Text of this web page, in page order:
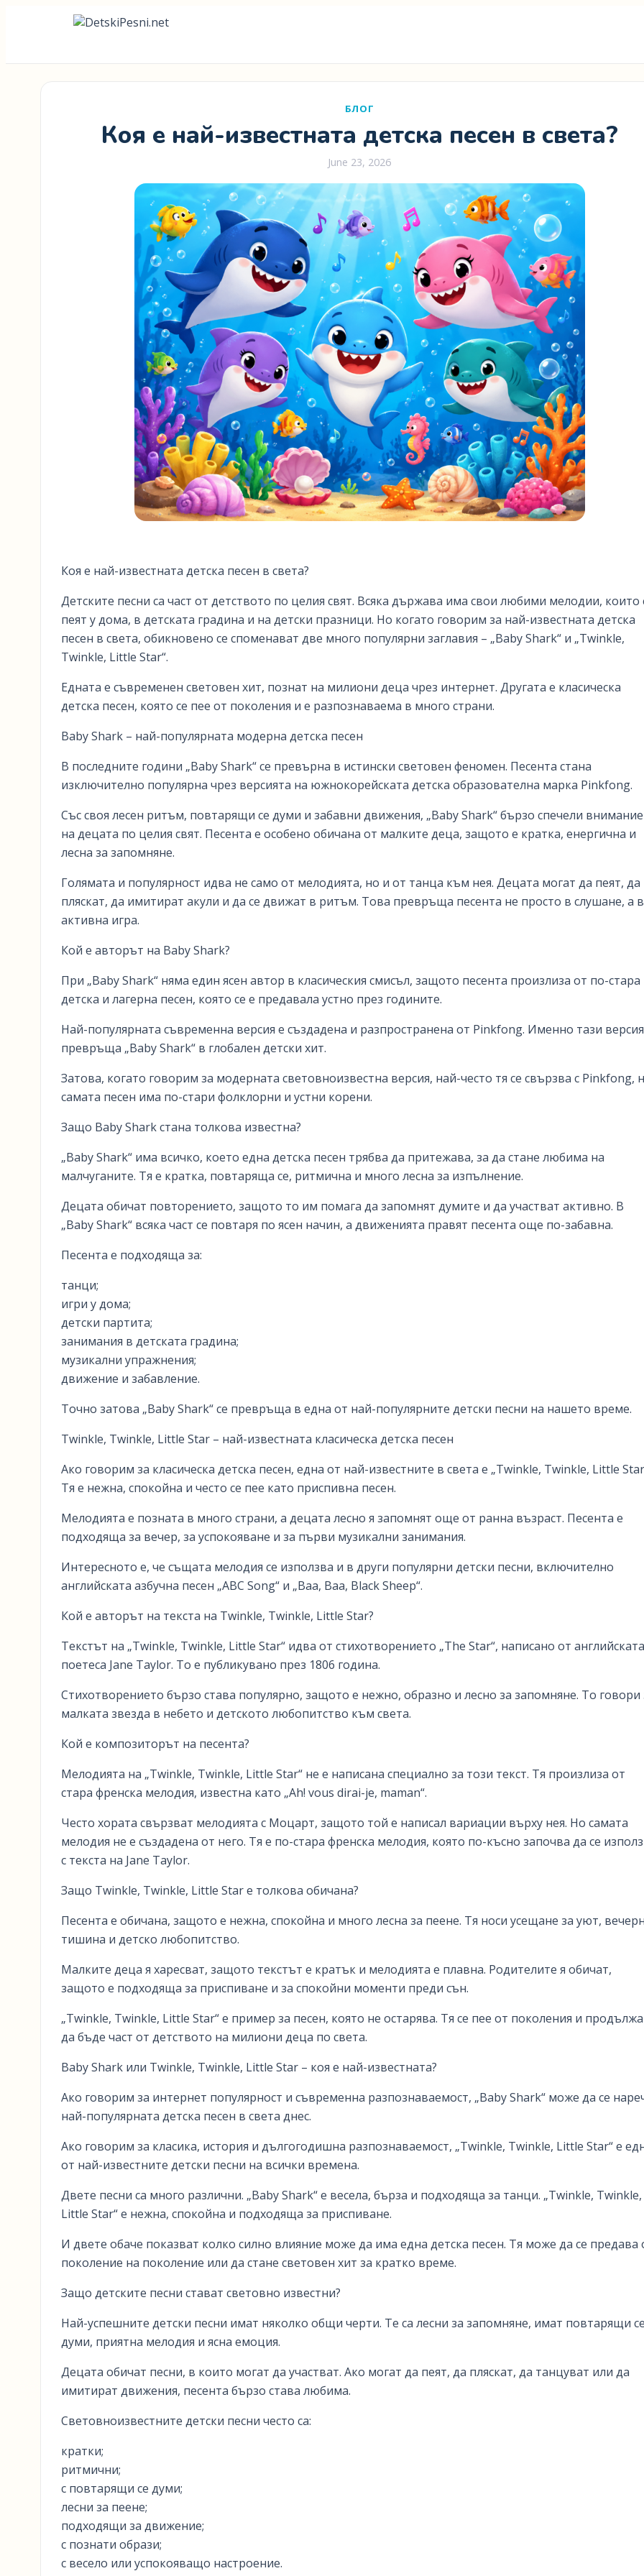
БЛОГ
Коя е най-известната детска песен в света?
June 23, 2026
Коя е най-известната детска песен в света?
Детските песни са част от детството по целия свят. Всяка държава има свои любими мелодии, които
пеят у дома, в детската градина и на детски празници. Но когато говорим за най-известната детска
песен в света, обикновено се споменават две много популярни заглавия – „Baby Shark“ и „Twinkle,
Twinkle, Little Star“.
Едната е съвременен световен хит, познат на милиони деца чрез интернет. Другата е класическа
детска песен, която се пее от поколения и е разпознаваема в много страни.
Baby Shark – най-популярната модерна детска песен
В последните години „Baby Shark“ се превърна в истински световен феномен. Песента стана
изключително популярна чрез версията на южнокорейската детска образователна марка Pinkfong.
Със своя лесен ритъм, повтарящи се думи и забавни движения, „Baby Shark“ бързо спечели
на децата по целия свят. Песента е особено обичана от малките деца, защото е кратка, енергична и
лесна за запомняне.
Голямата и популярност идва не само от мелодията, но и от танца към нея. Децата могат да пеят, да
пляскат, да имитират акули и да се движат в ритъм. Това превръща песента не просто в слушане, а в
активна игра.
Кой е авторът на Baby Shark?
При „Baby Shark“ няма един ясен автор в класическия смисъл, защото песента произлиза от по-стара
детска и лагерна песен, която се е предавала устно през годините.
Най-популярната съвременна версия е създадена и разпространена от Pinkfong. Именно тази версия
превръща „Baby Shark“ в глобален детски хит.
Затова, когато говорим за модерната световноизвестна версия, най-често тя се свързва с Pinkfong,
самата песен има по-стари фолклорни и устни корени.
Защо Baby Shark стана толкова известна?
„Baby Shark“ има всичко, което една детска песен трябва да притежава, за да стане любима на
малчуганите. Тя е кратка, повтаряща се, ритмична и много лесна за изпълнение.
Децата обичат повторението, защото то им помага да запомнят думите и да участват активно. В
„Baby Shark“ всяка част се повтаря по ясен начин, а движенията правят песента още по-забавна.
Песента е подходяща за:
танци;
игри у дома;
детски партита;
занимания в детската градина;
музикални упражнения;
движение и забавление.
Точно затова „Baby Shark“ се превръща в една от най-популярните детски песни на нашето време.
Twinkle, Twinkle, Little Star – най-известната класическа детска песен
Ако говорим за класическа детска песен, една от най-известните в света е „Twinkle, Twinkle, Little
Тя е нежна, спокойна и често се пее като приспивна песен.
Мелодията е позната в много страни, а децата лесно я запомнят още от ранна възраст. Песента е
подходяща за вечер, за успокояване и за първи музикални занимания.
Интересното е, че същата мелодия се използва и в други популярни детски песни, включително
английската азбучна песен „ABC Song“ и „Baa, Baa, Black Sheep“.
Кой е авторът на текста на Twinkle, Twinkle, Little Star?
Текстът на „Twinkle, Twinkle, Little Star“ идва от стихотворението „The Star“, написано от английската
поетеса Jane Taylor. То е публикувано през 1806 година.
Стихотворението бързо става популярно, защото е нежно, образно и лесно за запомняне. То говори
малката звезда в небето и детското любопитство към света.
Кой е композиторът на песента?
Мелодията на „Twinkle, Twinkle, Little Star“ не е написана специално за този текст. Тя произлиза от
стара френска мелодия, известна като „Ah! vous dirai-je, maman“.
Често хората свързват мелодията с Моцарт, защото той е написал вариации върху нея. Но самата
мелодия не е създадена от него. Тя е по-стара френска мелодия, която по-късно започва да се
с текста на Jane Taylor.
Защо Twinkle, Twinkle, Little Star е толкова обичана?
Песента е обичана, защото е нежна, спокойна и много лесна за пеене. Тя носи усещане за уют,
тишина и детско любопитство.
Малките деца я харесват, защото текстът е кратък и мелодията е плавна. Родителите я обичат,
защото е подходяща за приспиване и за спокойни моменти преди сън.
„Twinkle, Twinkle, Little Star“ е пример за песен, която не остарява. Тя се пее от поколения и
да бъде част от детството на милиони деца по света.
Baby Shark или Twinkle, Twinkle, Little Star – коя е най-известната?
Ако говорим за интернет популярност и съвременна разпознаваемост, „Baby Shark“ може да се
най-популярната детска песен в света днес.
Ако говорим за класика, история и дългогодишна разпознаваемост, „Twinkle, Twinkle, Little Star“ е
от най-известните детски песни на всички времена.
Двете песни са много различни. „Baby Shark“ е весела, бърза и подходяща за танци. „Twinkle, Twinkle,
Little Star“ е нежна, спокойна и подходяща за приспиване.
И двете обаче показват колко силно влияние може да има една детска песен. Тя може да се предава
поколение на поколение или да стане световен хит за кратко време.
Защо детските песни стават световно известни?
Най-успешните детски песни имат няколко общи черти. Те са лесни за запомняне, имат повтарящи
думи, приятна мелодия и ясна емоция.
Децата обичат песни, в които могат да участват. Ако могат да пеят, да пляскат, да танцуват или да
имитират движения, песента бързо става любима.
Световноизвестните детски песни често са:
кратки;
ритмични;
с повтарящи се думи;
лесни за пеене;
подходящи за движение;
с познати образи;
с весело или успокояващо настроение.